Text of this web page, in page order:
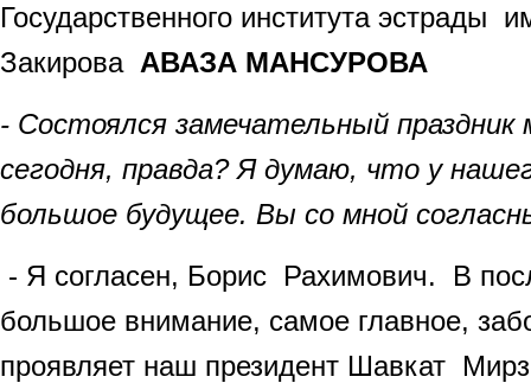
Государственного института эстрады
Закирова АВАЗА МАНСУРОВА
- Состоялся замечательный праздник
сегодня, правда? Я думаю, что у
большое будущее. Вы со мной
- Я согласен, Борис Рахимович. В
большое внимание, самое главное,
проявляет наш президент Шавкат